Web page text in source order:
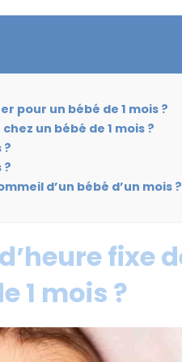
pour un bébé de 1 mois ?
un bébé de 1 mois ?
?
?
d’un bébé d’un mois ?
fixe
1 mois ?